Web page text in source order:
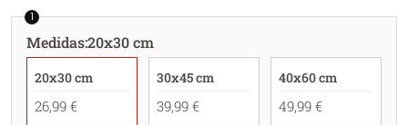
1
Medidas:20x30 cm
20x30 cm
26,99 €
30x45 cm
39,99 €
40x60 cm
49,99 €